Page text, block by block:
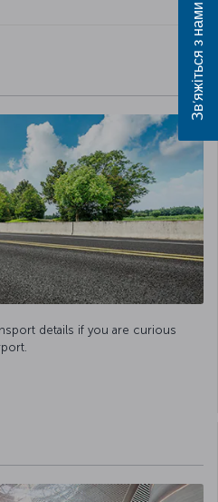
details if you are curious
Зв’яжіться з нами